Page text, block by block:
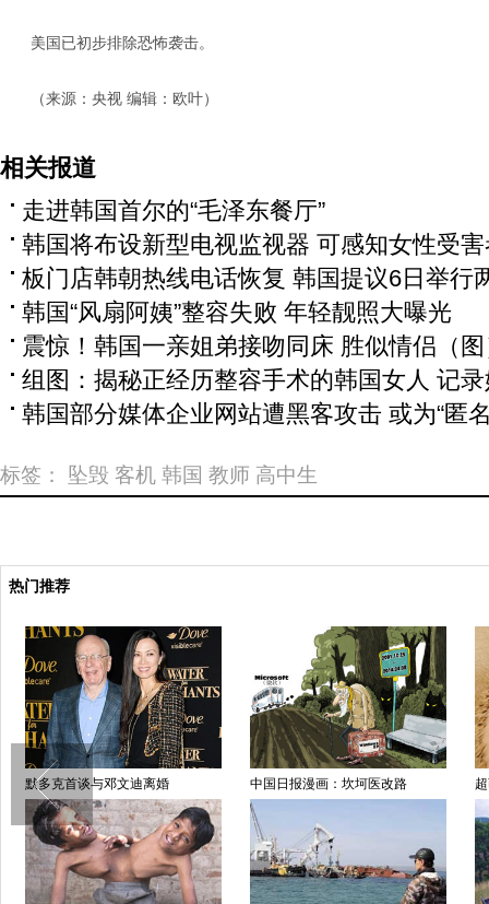
美国已初步排除恐怖袭击。
（来源：央视 编辑：欧叶）
相关报道
走进韩国首尔的“毛泽东餐厅”
韩国将布设新型电视监视器 可感知女性受
板门店韩朝热线电话恢复 韩国提议6日举行
韩国“风扇阿姨”整容失败 年轻靓照大曝光
震惊！韩国一亲姐弟接吻同床 胜似情侣（
组图：揭秘正经历整容手术的韩国女人 记
韩国部分媒体企业网站遭黑客攻击 或为“匿
标签： 坠毁 客机 韩国 教师 高中生
热门推荐
默多克首谈与邓文迪离婚 中国日报漫画：坎坷医改路